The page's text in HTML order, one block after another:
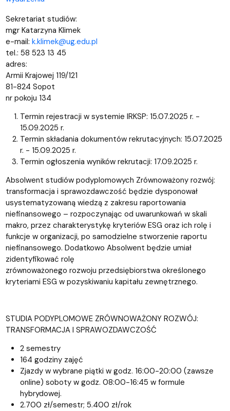
Sekretariat studiów:
mgr Katarzyna Klimek
e-mail: k.klimek@ug.edu.pl
tel.: 58 523 13 45
adres:
Armii Krajowej 119/121
81-824 Sopot
nr pokoju 134
Termin rejestracji w systemie IRKSP: 15.07.2025 r. -
15.09.2025 r.
Termin składania dokumentów rekrutacyjnych: 15.07.2025
r. - 15.09.2025 r.
Termin ogłoszenia wyników rekrutacji: 17.09.2025 r.
Absolwent studiów podyplomowych Zrównoważony rozwój:
transformacja i sprawozdawczość będzie dysponował
usystematyzowaną wiedzą z zakresu raportowania
niefinansowego – rozpoczynając od uwarunkowań w skali
makro, przez charakterystykę kryteriów ESG oraz ich rolę i
funkcje w organizacji, po samodzielne stworzenie raportu
niefinansowego. Dodatkowo Absolwent będzie umiał
zidentyfikować rolę
zrównoważonego rozwoju przedsiębiorstwa określonego
kryteriami ESG w pozyskiwaniu kapitału zewnętrznego.
STUDIA PODYPLOMOWE ZRÓWNOWAŻONY ROZWÓJ:
TRANSFORMACJA I SPRAWOZDAWCZOŚĆ
2 semestry
164 godziny zajęć
Zjazdy w wybrane piątki w godz. 16:00-20:00 (zawsze
online) soboty w godz. 08:00-16:45 w formule
hybrydowej.
2.700 zł/semestr; 5.400 zł/rok